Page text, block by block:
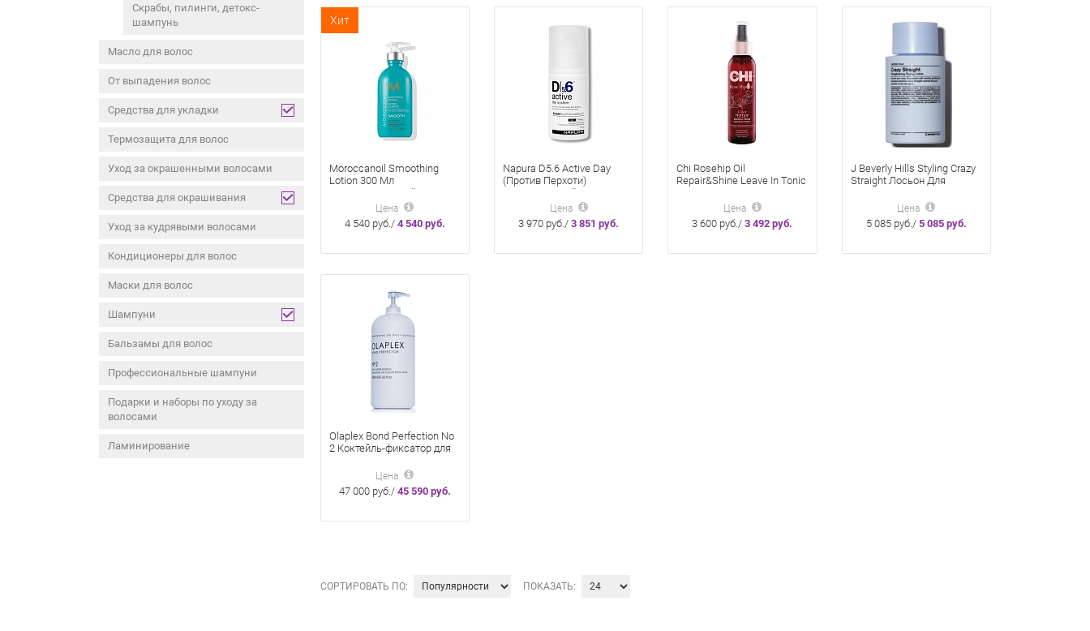
Скрабы, пилинги, детокс-
шампунь
Масло для волос
От выпадения волос
Средства для укладки
Термозащита для волос
Уход за окрашенными волосами
Средства для окрашивания
Уход за кудрявыми волосами
Кондиционеры для волос
Маски для волос
Шампуни
Бальзамы для волос
Профессиональные шампуни
Подарки и наборы по уходу за
волосами
Ламинирование
Хит
Moroccanoil Smoothing
Lotion 300 Мл
Разглаживающий Лосьон
Для Кудрявых Волос
Цена
4 540 руб./ 4 540 руб.
Napura D5.6 Active Day
(Против Перхоти)
Несмываемый
Ежедневный Лосьон 75 Мл
Цена
3 970 руб./3 851 руб.
Chi Rosehip Oil
Repair&Shine Leave In Tonic
Цена
3 600 руб./3 492 руб.
J Beverly Hills Styling Crazy
Straight Лосьон Для
Цена
5 085 руб./ 5 085 руб.
Olaplex Bond Perfection No
2 Коктейль-фиксатор для
Цена
47 000 руб./ 45 590 руб.
СОРТИРОВАТЬ ПО: ПОКАЗАТЬ: